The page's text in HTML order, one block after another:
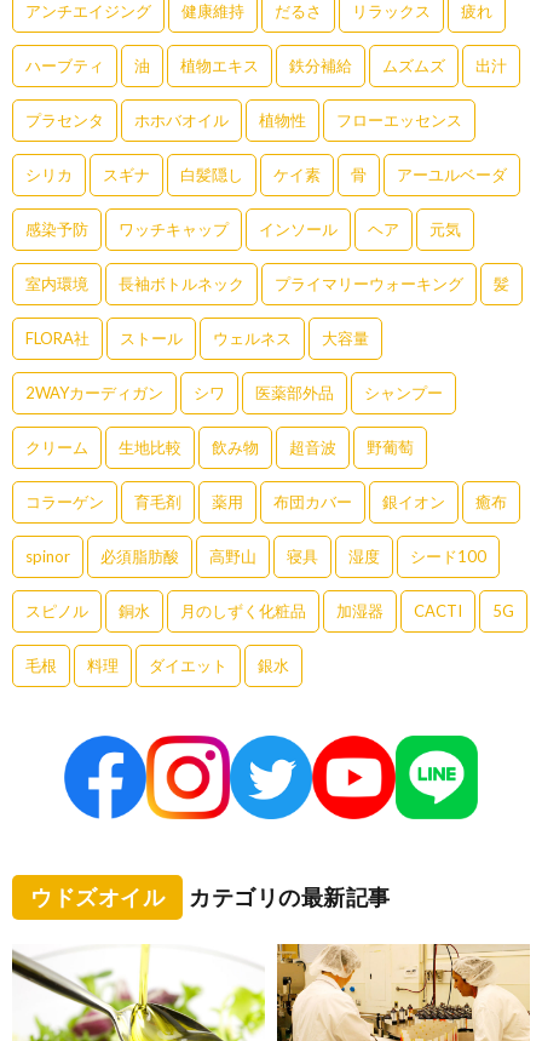
アンチエイジング 健康維持 だるさ リラックス 疲れ
ハーブティ 油 植物エキス 鉄分補給 ムズムズ 出汁
プラセンタ ホホバオイル 植物性 フローエッセンス
シリカ スギナ 白髪隠し ケイ素 骨 アーユルベーダ
感染予防 ワッチキャップ インソール ヘア 元気
室内環境 長袖ボトルネック プライマリーウォーキング 髪
FLORA社 ストール ウェルネス 大容量
2WAYカーディガン シワ 医薬部外品 シャンプー
クリーム 生地比較 飲み物 超音波 野葡萄
コラーゲン 育毛剤 薬用 布団カバー 銀イオン 癒布
spinor 必須脂肪酸 高野山 寝具 湿度 シード100
スピノル 銅水 月のしずく化粧品 加湿器 CACTI 5G
毛根 料理 ダイエット 銀水
ウドズオイル カテゴリの最新記事